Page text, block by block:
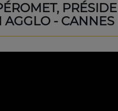
AGGLO - CANNES